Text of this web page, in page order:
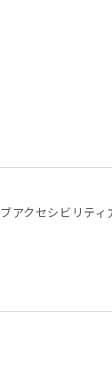
アクセシビリティ